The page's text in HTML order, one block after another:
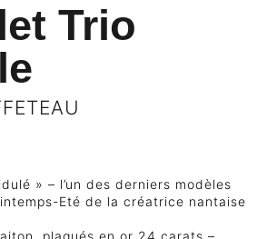
Trio
» – l’un des derniers modèles
Eté de la créatrice nantaise
plaqués en or 24 carats –